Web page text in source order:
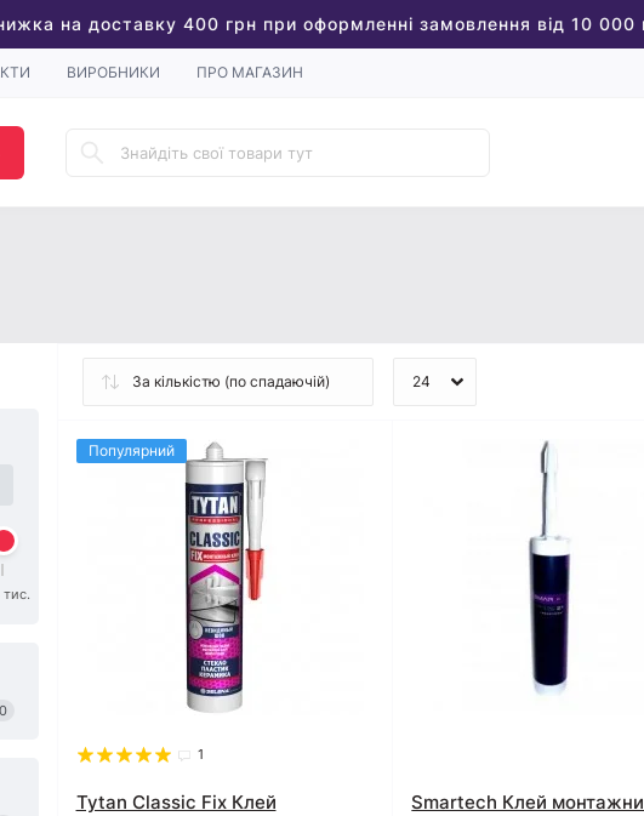
на доставку 400 грн при оформленні замовлення від 10 000
ВИРОБНИКИ ПРО МАГАЗИН
тис.
Популярний
1
Tytan Classic Fix Клей
Smartech Клей